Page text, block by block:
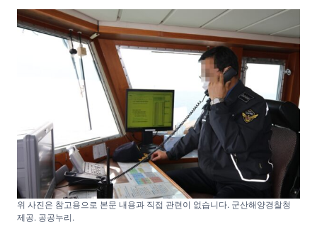
위 사진은 참고용으로 본문 내용과 직접 관련이 없습니다. 군산해양경찰청
제공. 공공누리.